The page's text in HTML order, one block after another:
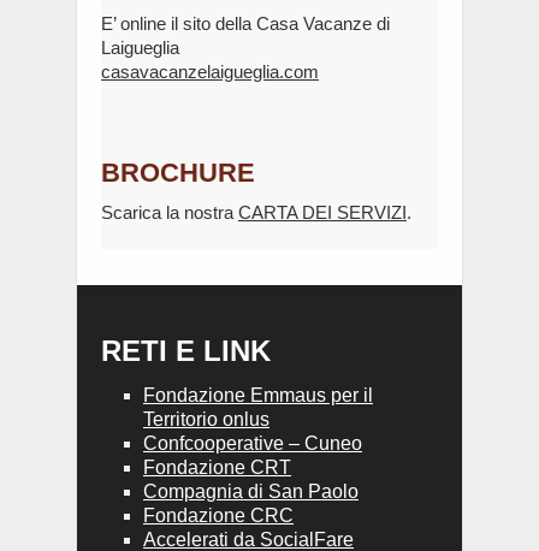
E’ online il sito della Casa Vacanze di
Laigueglia
casavacanzelaigueglia.com
BROCHURE
Scarica la nostra CARTA DEI SERVIZI.
RETI E LINK
Fondazione Emmaus per il
Territorio onlus
Confcooperative – Cuneo
Fondazione CRT
Compagnia di San Paolo
Fondazione CRC
Accelerati da SocialFare